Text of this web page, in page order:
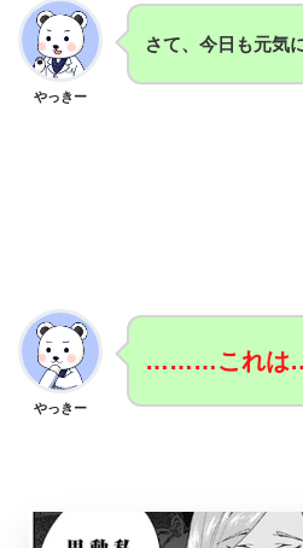
やっきー
さて、今日も元気
やっきー
………これは